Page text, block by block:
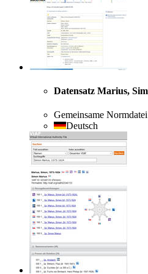
Datensatz Marius,
Gemeinsame
Deutsch